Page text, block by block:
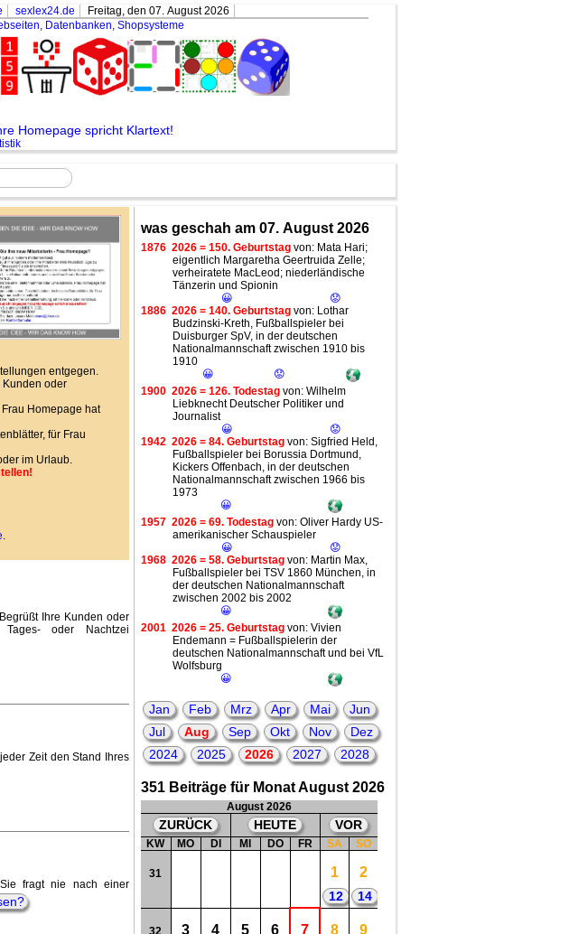
sexlex24.de
Freitag, den 07. August 2026
Datenbanken, Shopsysteme
Homepage spricht Klartext!
entgegen.
Kunden oder
Homepage hat
für Frau
im Urlaub.
Ihre Kunden oder
oder Nachtzei
Zeit den Stand Ihres
fragt nie nach einer
was geschah am 07. August 2026
1876 2026 = 150. Geburtstagvon: Mata Hari;
eigentlich Margaretha Geertruida Zelle;
verheiratete MacLeod; niederländische
Tänzerin und Spionin
😀
😟
1886 2026 = 140. Geburtstagvon: Lothar
Budzinski-Kreth, Fußballspieler bei
Duisburger SpV, in der deutschen
Nationalmannschaft zwischen 1910 bis
1910
😀
😟
1900 2026 = 126. Todestagvon: Wilhelm
Liebknecht Deutscher Politiker und
Journalist
😀
😟
1942 2026 = 84. Geburtstagvon: Sigfried Held,
Fußballspieler bei Borussia Dortmund,
Kickers Offenbach, in der deutschen
Nationalmannschaft zwischen 1966 bis
1973
😀
1957 2026 = 69. Todestagvon: Oliver Hardy US-
amerikanischer Schauspieler
😀
😟
1968 2026 = 58. Geburtstagvon: Martin Max,
Fußballspieler bei TSV 1860 München, in
der deutschen Nationalmannschaft
zwischen 2002 bis 2002
😀
2001 2026 = 25. Geburtstagvon: Vivien
Endemann = Fußballspielerin der
deutschen Nationalmannschaft und bei VfL
Wolfsburg
😀
Jan Feb Mrz Apr Mai
Jun
Jul
Aug Sep Okt Nov
Dez
2024
2025 2026 2027 2028
351 Beiträge für Monat August 2026
August 2026
ZURÜCK HEUTE VOR
KW MO DI MI DO FR SA SO
31 1
12
2
14
32 3 4 5 6 7 8 9